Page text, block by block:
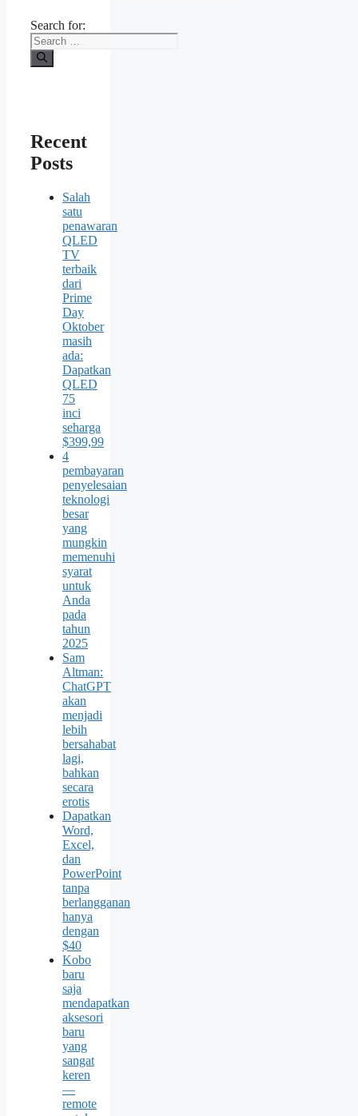
Search for:
Recent
Posts
Salah
satu
penawaran
QLED
TV
terbaik
dari
Prime
Day
Oktober
masih
ada:
Dapatkan
QLED
75
inci
seharga
$399,99
4
pembayaran
penyelesaian
teknologi
besar
yang
mungkin
memenuhi
syarat
untuk
Anda
pada
tahun
2025
Sam
Altman:
ChatGPT
akan
menjadi
lebih
bersahabat
lagi,
bahkan
secara
erotis
Dapatkan
Word,
Excel,
dan
PowerPoint
tanpa
berlangganan
hanya
dengan
$40
Kobo
baru
saja
mendapatkan
aksesori
baru
yang
sangat
keren
—
remote